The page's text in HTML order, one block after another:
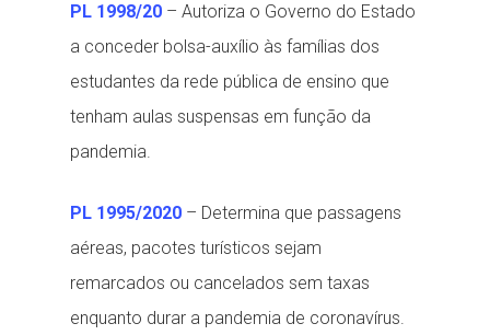
PL 1998/20 – Autoriza o Governo do Estado
a conceder bolsa-auxílio às famílias dos
estudantes da rede pública de ensino que
tenham aulas suspensas em função da
pandemia.
PL 1995/2020 – Determina que passagens
aéreas, pacotes turísticos sejam
remarcados ou cancelados sem taxas
enquanto durar a pandemia de coronavírus.